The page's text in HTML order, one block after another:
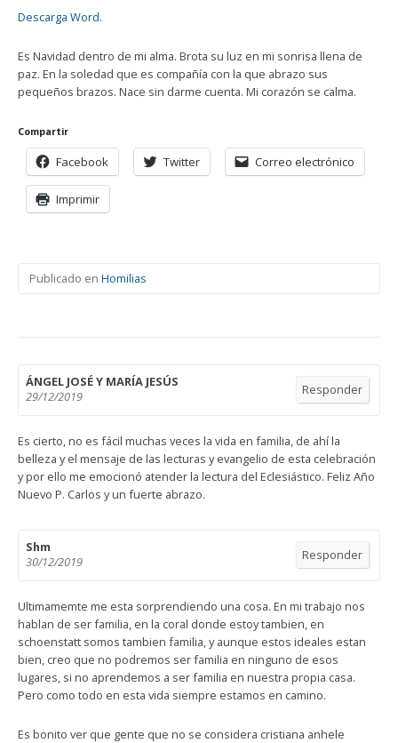
Descarga Word.
Es Navidad dentro de mi alma. Brota su luz en mi sonrisa llena de
paz. En la soledad que es compañía con la que abrazo sus
pequeños brazos. Nace sin darme cuenta. Mi corazón se calma.
Compartir
Facebook Twitter Correo electrónico
Imprimir
Publicado en Homilias
Responder
ÁNGEL JOSÉ Y MARÍA JESÚS
29/12/2019
Es cierto, no es fácil muchas veces la vida en familia, de ahí la
belleza y el mensaje de las lecturas y evangelio de esta celebración
y por ello me emocionó atender la lectura del Eclesiástico. Feliz Año
Nuevo P. Carlos y un fuerte abrazo.
Responder
Shm
30/12/2019
Ultimamemte me esta sorprendiendo una cosa. En mi trabajo nos
hablan de ser familia, en la coral donde estoy tambien, en
schoenstatt somos tambien familia, y aunque estos ideales estan
bien, creo que no podremos ser familia en ninguno de esos
lugares, si no aprendemos a ser familia en nuestra propia casa.
Pero como todo en esta vida siempre estamos en camino.
Es bonito ver que gente que no se considera cristiana anhele